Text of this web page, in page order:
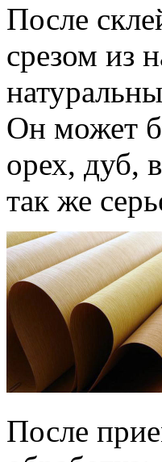
После
срезом из
Он может
орех, дуб,
так же
После